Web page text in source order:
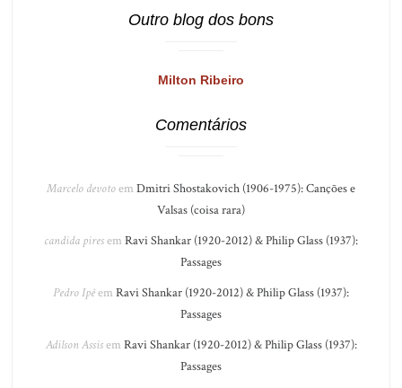
Outro blog dos bons
Milton Ribeiro
Comentários
Marcelo devotoem Dmitri Shostakovich (1906-1975): Canções e
Valsas (coisa rara)
candida piresem Ravi Shankar (1920-2012) & Philip Glass (1937):
Passages
Pedro Ipêem Ravi Shankar (1920-2012) & Philip Glass (1937):
Passages
Adilson Assisem Ravi Shankar (1920-2012) & Philip Glass (1937):
Passages